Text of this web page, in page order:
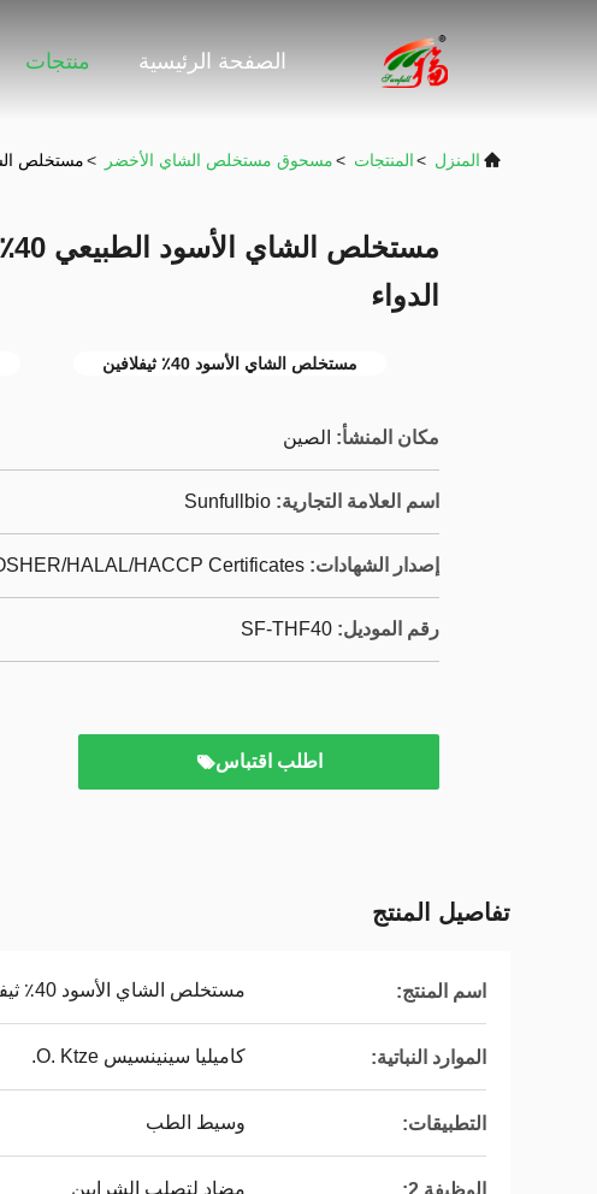
الصفحة الرئيسية منتجات
المنزل >المنتجات >مسحوق مستخلص الشاي الأخضر >مستخلص الشاي الأسود
الدواء
مستخلص الشاي الأسود 40٪ ثيفلافين
مكان المنشأ: الصين
اسم العلامة التجارية: Sunfullbio
إصدار الشهادات: HALAL/HACCP Certificates
رقم الموديل: SF-THF40
اطلب اقتباس
تفاصيل المنتج
اسم المنتج: مستخلص الشاي الأسود 40٪ ثيفلافين
الموارد النباتية: كاميليا سينينسيس O. Ktze.
التطبيقات: وسيط الطب
الوظيفة 2: مضاد لتصلب الشرايين